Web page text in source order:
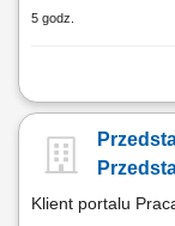
5 godz.
Aktywne
profesjonalnego i
produktowego na
Klient portalu